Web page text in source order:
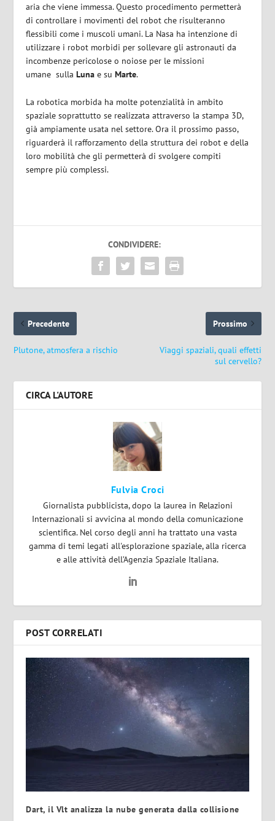
aria che viene immessa. Questo procedimento permetterà
di controllare i movimenti del robot che risulteranno
flessibili come i muscoli umani. La Nasa ha intenzione di
utilizzare i robot morbidi per sollevare gli astronauti da
incombenze pericolose o noiose per le missioni
umane sullaLuna e suMarte.
La robotica morbida ha molte potenzialità in ambito
spaziale soprattutto se realizzata attraverso la stampa 3D,
già ampiamente usata nel settore. Ora il prossimo passo,
riguarderà il rafforzamento della struttura dei robot e della
loro mobilità che gli permetterà di svolgere compiti
sempre più complessi.
CONDIVIDERE:
Precedente
Plutone, atmosfera a rischio
Prossimo
Viaggi spaziali, quali effetti
sul cervello?
CIRCA L'AUTORE
Fulvia Croci
Giornalista pubblicista, dopo la laurea in Relazioni
Internazionali si avvicina al mondo della comunicazione
scientifica. Nel corso degli anni ha trattato una vasta
gamma di temi legati all'esplorazione spaziale, alla ricerca
e alle attività dell’Agenzia Spaziale Italiana.
POST CORRELATI
Dart, il Vlt analizza la nube generata dalla collisione